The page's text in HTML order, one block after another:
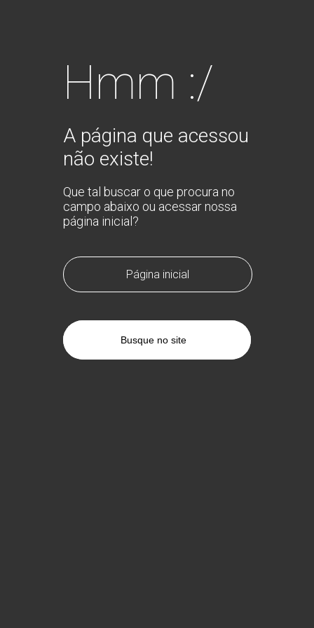
Hmm :/
A página que acessou
não existe!
Que tal buscar o que procura no
campo abaixo ou acessar nossa
página inicial?
Página inicial